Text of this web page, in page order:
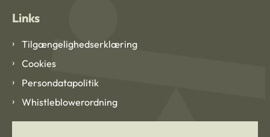
Links
Tilgængelighedserklæring
Cookies
Persondatapolitik
Whistleblowerordning